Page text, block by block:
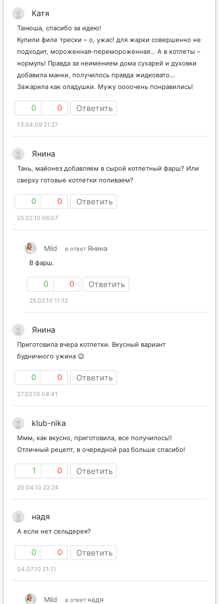
Катя
Танюша, спасибо за идею!
Купили филе трески – о, ужас! для жарки совершенно не
подходит, мороженная-перемороженная… А в котлеты –
нормуль! Правда за неимением дома сухарей и духовки
добавила манки, получилось правда жидковато…
Зажарила как оладушки. Мужу оооочень понравились!
0 0 Ответить
13.04.09 21:27
Янина
Тань, майонез добавляем в сырой котлетный фарш? Или
сверху готовые котлетки поливаем?
0 0 Ответить
25.02.10 06:07
Mild в ответ Янина
В фарш.
0 0 Ответить
25.02.10 11:12
Янина
Приготовила вчера котлетки. Вкусный вариант
будничного ужина 😉
0 0 Ответить
27.02.10 04:41
klub-nika
Ммм, как вкусно, приготовила, все получилось!!
Отличный рецепт, в очередной раз больше спасибо!
1 0 Ответить
20.04.10 22:24
надя
А если нет сельдерея?
0 0 Ответить
04.07.10 21:11
Mild в ответ надя